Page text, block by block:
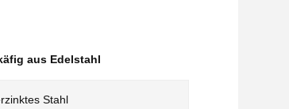
aus Edelstahl
Stahl